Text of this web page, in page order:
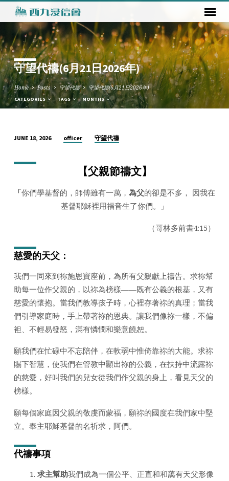
守望代禱(6月21日2026年)
Home Posts 守望代禱 守望代禱(6月21日2026年)
CATEGORIES TAGS MONTHS
望
禱
(6
2026
年)
JUNE 18, 2026 officer 守望代禱
【父親節禱文】
「你們學基督的，師傅雖有一萬， 為父的卻是不多， 因我在
基督耶穌裡用福音生了你們。」
（哥林多前書4:15）
慈愛的天父：
我們一同來到祢施恩寶座前，為所有父親獻上禱告。求祢幫
助每一位作父親的，以祢為榜樣——既有公義的根基，又有
慈愛的懷抱。當我們教導孩子時，心裡存著祢的真理；當我
們引導家庭時，手上帶著祢的恩典。讓我們像祢一樣，不偏
袒、不輕易發怒，滿有憐憫和樂意饒恕。
願我們在忙碌中不忘陪伴，在軟弱中惟倚靠祢的大能。求祢
賜下智慧，使我們在管教中顯出祢的公義，在扶持中流露祢
的慈愛，好叫我們的兒女從我們作父親的身上，看見天父的
榜樣。
願每個家庭因父親的敬虔而蒙福，願祢的國度在我們家中堅
立。奉主耶穌基督的名祈求，阿們。
代禱事項
求主幫助我們成為一個公平、正直和和藹有天父形像